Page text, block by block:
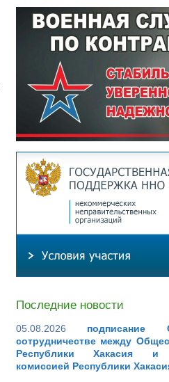
Последние новости
05.08.2026
подписание
сотрудничестве между
Республики Хакасия и
комиссией Республики